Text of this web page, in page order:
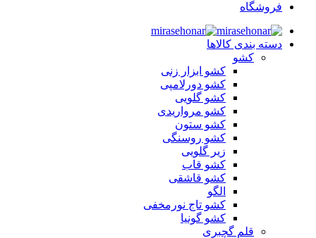
فروشگاه
دسته بندی کالاها
کشو
کشو ابزار زنی
کشو دورلامپی
کشو گلویی
کشو مرواریدی
کشو ستون
کشو روسنگی
زیر گلویی
کشو قاب
کشو قاشقی
الگو
کشو تاج نورمخفی
کشو گونیا
قلم گچبری